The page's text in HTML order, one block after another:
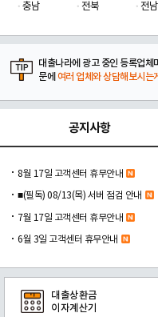
충남
전북 전남
대출나라에 광고 중인 등록업체
문에 여러 업체와 상담해보시는
공지사항
8월 17일 고객센터 휴무안내
■(필독) 08/13(목) 서버 점검 안내
7월 17일 고객센터 휴무안내
6월 3일 고객센터 휴무안내
대출상환금
이자계산기